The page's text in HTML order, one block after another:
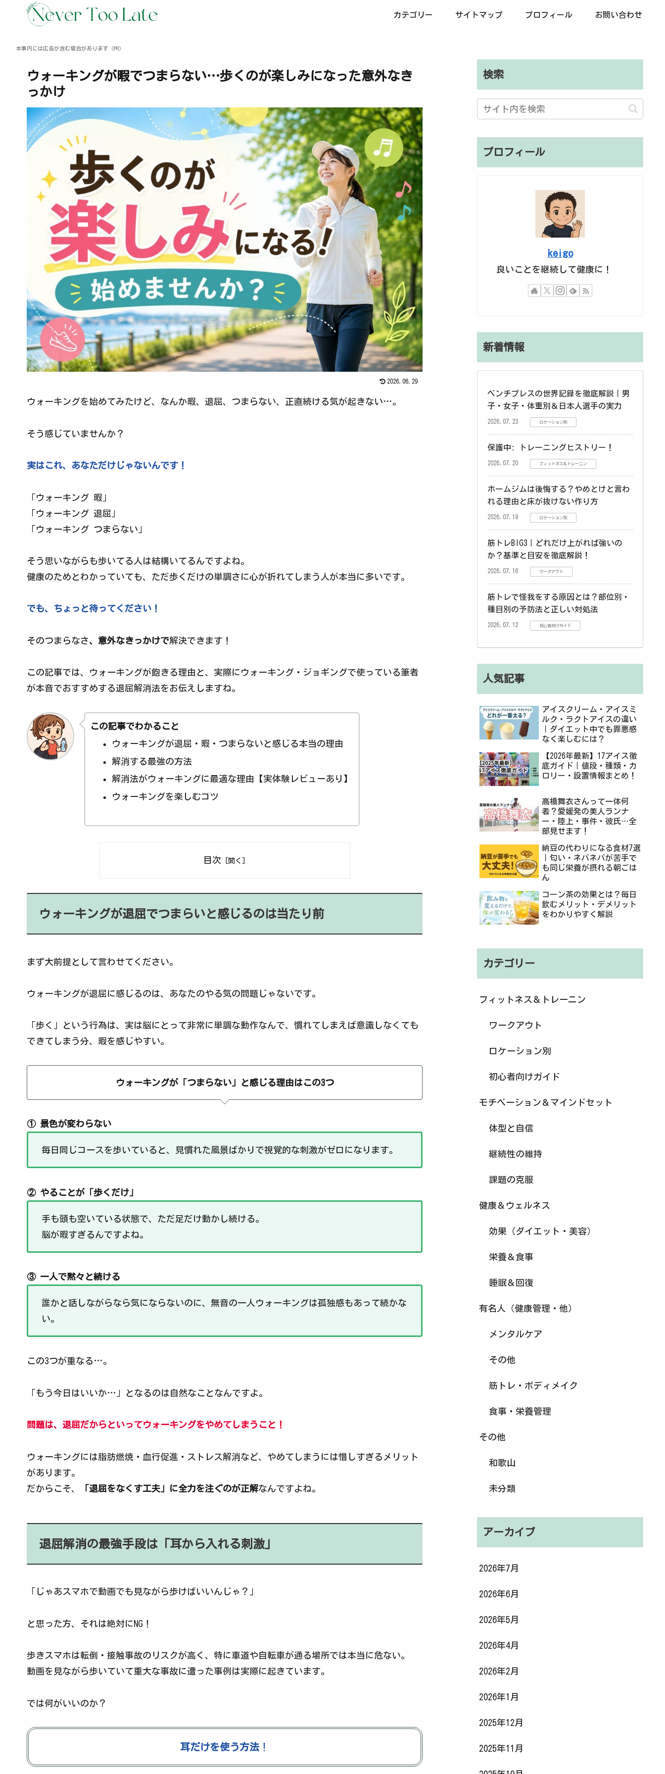
カテゴリー サイトマップ プロフィール お問い合わせ
本事内には広告が含む場合があります（PR）
ウォーキングが暇でつまらない…歩くのが楽しみになった意外なき
っかけ
2026.06.29
ウォーキングを始めてみたけど、なんか暇、退屈、つまらない、正直続ける気が起きない…。
そう感じていませんか？
実はこれ、あなただけじゃないんです！
「ウォーキング 暇」
「ウォーキング 退屈」
「ウォーキング つまらない」
そう思いながらも歩いてる人は結構いてるんですよね。
健康のためとわかっていても、ただ歩くだけの単調さに心が折れてしまう人が本当に多いです。
でも、ちょっと待ってください！
そのつまらなさ、意外なきっかけで解決できます！
この記事では、ウォーキングが飽きる理由と、実際にウォーキング・ジョギングで使っている筆者
が本音でおすすめする退屈解消法をお伝えしますね。
この記事でわかること
ウォーキングが退屈・暇・つまらないと感じる本当の理由
解消する最強の方法
解消法がウォーキングに最適な理由【実体験レビューあり】
ウォーキングを楽しむコツ
目次
ウォーキングが退屈でつまらいと感じるのは当たり前
まず大前提として言わせてください。
ウォーキングが退屈に感じるのは、あなたのやる気の問題じゃないです。
「歩く」という行為は、実は脳にとって非常に単調な動作なんで、慣れてしまえば意識しなくても
できてしまう分、暇を感じやすい。
ウォーキングが「つまらない」と感じる理由はこの3つ
① 景色が変わらない
毎日同じコースを歩いていると、見慣れた風景ばかりで視覚的な刺激がゼロになります。
② やることが「歩くだけ」
手も頭も空いている状態で、ただ足だけ動かし続ける。
脳が暇すぎるんですよね。
③ 一人で黙々と続ける
誰かと話しながらなら気にならないのに、無音の一人ウォーキングは孤独感もあって続かな
い。
この3つが重なる…。
「もう今日はいいか…」となるのは自然なことなんですよ。
問題は、退屈だからといってウォーキングをやめてしまうこと！
ウォーキングには脂肪燃焼・血行促進・ストレス解消など、やめてしまうには惜しすぎるメリット
があります。
だからこそ、
「退屈をなくす工夫」に全力を注ぐのが正解なんですよね。
退屈解消の最強手段は「耳から入れる刺激」
「じゃあスマホで動画でも見ながら歩けばいいんじゃ？」
と思った方、それは絶対にNG！
歩きスマホは転倒・接触事故のリスクが高く、特に車道や自転車が通る場所では本当に危ない。
動画を見ながら歩いていて重大な事故に遭った事例は実際に起きています。
では何がいいのか？
耳だけを使う方法 ！
検索
プロフィール
keigo
良いことを継続して健康に！
新着情報
ベンチプレスの世界記録を徹底解説｜男
子・女子・体重別＆日本人選手の実力
2026.07.23 ロケーション別
保護中: トレーニングヒストリー！
2026.07.20 フィットネス＆トレーニン
ホームジムは後悔する？やめとけと言わ
れる理由と床が抜けない作り方
2026.07.19 ロケーション別
筋トレBIG3｜どれだけ上がれば強いの
か？基準と目安を徹底解説！
2026.07.16 ワークアウト
筋トレで怪我をする原因とは？部位別・
種目別の予防法と正しい対処法
2026.07.12 初心者向けガイド
人気記事
アイスクリーム・アイスミ
ルク・ラクトアイスの違い
｜ダイエット中でも罪悪感
なく楽しむには？
【2026年最新】17アイス徹
底ガイド｜値段・種類・カ
ロリー・設置情報まとめ！
高橋舞衣さんって一体何
者？愛媛発の美人ランナ
ー・陸上・事件・彼氏…全
部見せます！
納豆の代わりになる食材7選
｜匂い・ネバネバが苦手で
も同じ栄養が摂れる朝ごは
ん
コーン茶の効果とは？毎日
飲むメリット・デメリット
をわかりやすく解説
カテゴリー
フィットネス＆トレーニン
ワークアウト
ロケーション別
初心者向けガイド
モチベーション＆マインドセット
体型と自信
継続性の維持
課題の克服
健康＆ウェルネス
効果（ダイエット・美容）
栄養＆食事
睡眠＆回復
有名人（健康管理・他）
メンタルケア
その他
筋トレ・ボディメイク
食事・栄養管理
その他
和歌山
未分類
アーカイブ
2026年7月
2026年6月
2026年5月
2026年4月
2026年2月
2026年1月
2025年12月
2025年11月